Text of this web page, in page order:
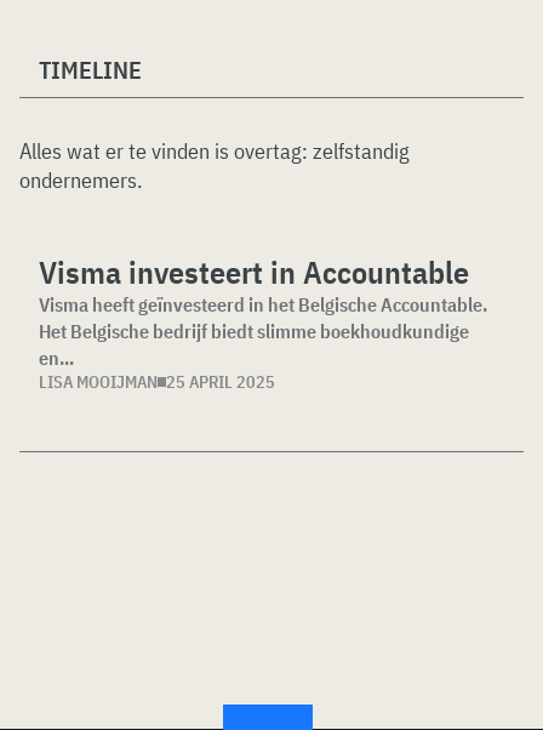
TIMELINE
Alles wat er te vinden is overtag: zelfstandig
ondernemers.
Visma investeert in Accountable
Visma heeft geïnvesteerd in het Belgische Accountable.
Het Belgische bedrijf biedt slimme boekhoudkundige
en...
LISA MOOIJMAN 25 APRIL 2025